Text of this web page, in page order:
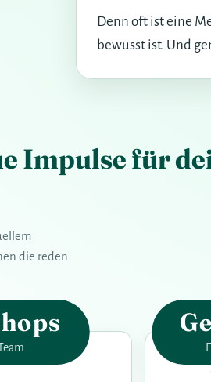
Denn oft ist eine
bewusst ist. Und
Impulse für
die reden